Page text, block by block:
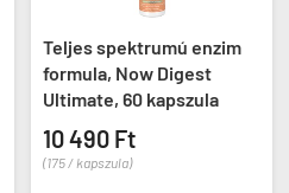
Teljes spektrumú enzim
formula, Now Digest
Ultimate, 60 kapszula
10 490 Ft
(175 / kapszula)